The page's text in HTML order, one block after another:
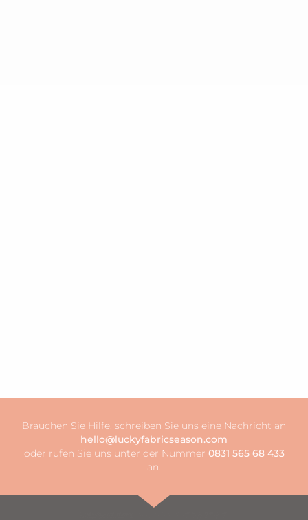
Brauchen Sie Hilfe, schreiben Sie uns eine Nachricht an
hello@luckyfabricseason.com
oder rufen Sie uns unter der Nummer 0831 565 68 433
an.